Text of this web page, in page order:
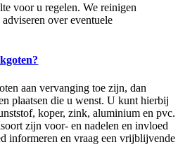
voor u regelen. We reinigen
over eventuele
aan vervanging toe zijn, dan
plaatsen die u wenst. U kunt hierbij
koper, zink, aluminium en pvc.
zijn voor- en nadelen en invloed
informeren en vraag een vrijblijvende